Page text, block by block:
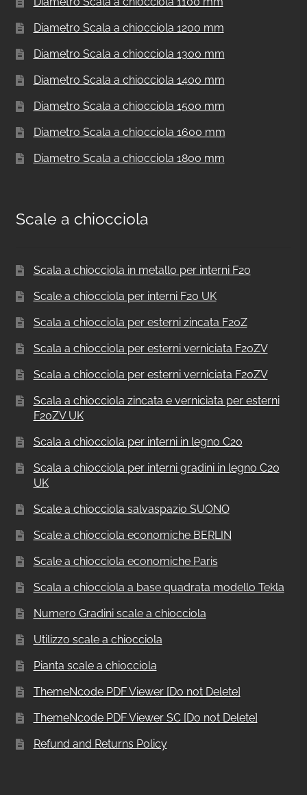
Diametro Scala a chiocciola 1200 mm
Diametro Scala a chiocciola 1300 mm
Diametro Scala a chiocciola 1400 mm
Diametro Scala a chiocciola 1500 mm
Diametro Scala a chiocciola 1600 mm
Diametro Scala a chiocciola 1800 mm
Scale a chiocciola
Scala a chiocciola in metallo per interni F20
Scale a chiocciola per interni F20 UK
Scala a chiocciola per esterni zincata F20Z
Scala a chiocciola per esterni verniciata F20ZV
Scala a chiocciola per esterni verniciata F20ZV
Scala a chiocciola zincata e verniciata per esterni
F20ZV UK
Scala a chiocciola per interni in legno C20
Scala a chiocciola per interni gradini in legno C20
UK
Scale a chiocciola salvaspazio SUONO
Scale a chiocciola economiche BERLIN
Scale a chiocciola economiche Paris
Scala a chiocciola a base quadrata modello Tekla
Numero Gradini scale a chiocciola
Utilizzo scale a chiocciola
Pianta scale a chiocciola
ThemeNcode PDF Viewer [Do not Delete]
ThemeNcode PDF Viewer SC [Do not Delete]
Refund and Returns Policy